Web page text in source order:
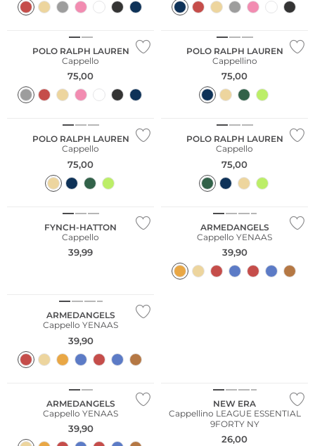
POLO RALPH LAUREN
Cappello
75,00
POLO RALPH LAUREN
Cappellino
75,00
POLO RALPH LAUREN
Cappello
75,00
POLO RALPH LAUREN
Cappello
75,00
FYNCH-HATTON
Cappello
39,99
Sostenibile
ARMEDANGELS
Cappello YENAAS
39,90
ARMEDANGELS
Cappello YENAAS
39,90
Sostenibile
ARMEDANGELS
Cappello YENAAS
39,90
NEW ERA
Cappellino LEAGUE ESSENTIAL
9FORTY NY
26,00